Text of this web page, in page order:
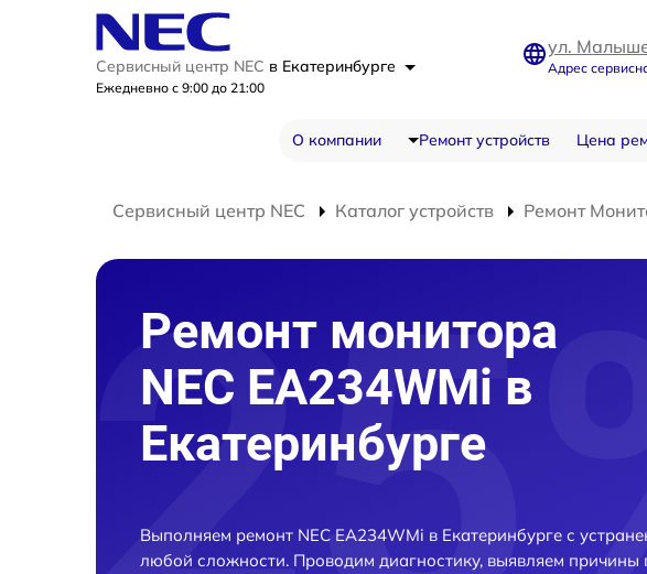
Сервисный центр NEC в Екатеринбурге
Ежедневно с 9:00 до 21:00
ул.
Адрес
О компании Ремонт устройств Цена
Сервисный центр NEC Каталог устройств Ремонт
Ремонт монитора
NEC EA234WMi в
Екатеринбурге
Выполняем ремонт NEC EA234WMi в Екатеринбурге с
любой сложности. Проводим диагностику, выявляем причины